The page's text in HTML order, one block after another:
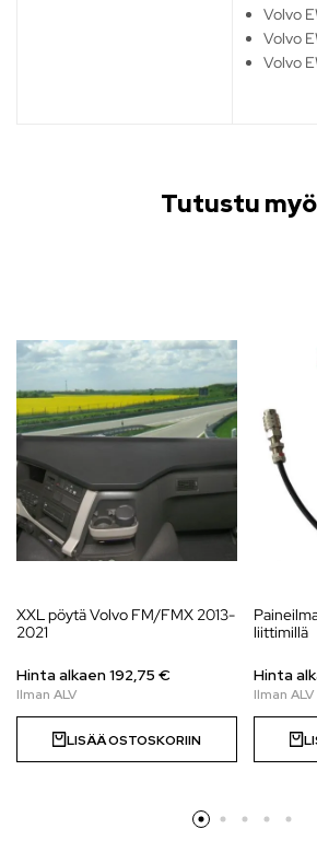
Volvo
Volvo
Volvo
Tutustu
XXL pöytä Volvo FM/FMX 2013-
2021
Hinta alkaen 192,75 €
LISÄÄ OSTOSKORIIN
liittimillä
Hinta